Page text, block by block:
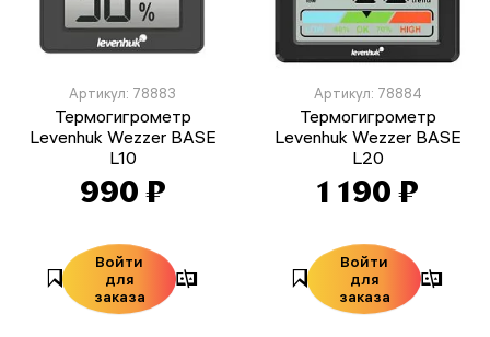
Артикул: 78883
Термогигрометр
Levenhuk Wezzer BASE
L10
990 ₽
Войти
для
заказа
Артикул: 78884
Термогигрометр
Levenhuk Wezzer BASE
L20
1 190 ₽
Войти
для
заказа